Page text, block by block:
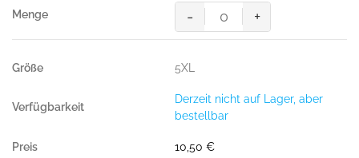
HAKRO
T-
Bio-
Baumwolle
GOTS
grau
meliert
- +
5XL
Derzeit nicht auf Lager, aber
bestellbar
10,50 €